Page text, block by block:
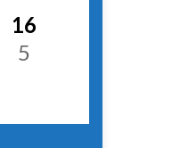
16
5